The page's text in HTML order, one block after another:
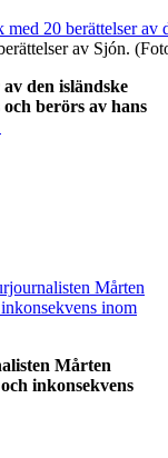
av Sjón.
den isländske
berörs av hans
Mårten
inkonsekvens